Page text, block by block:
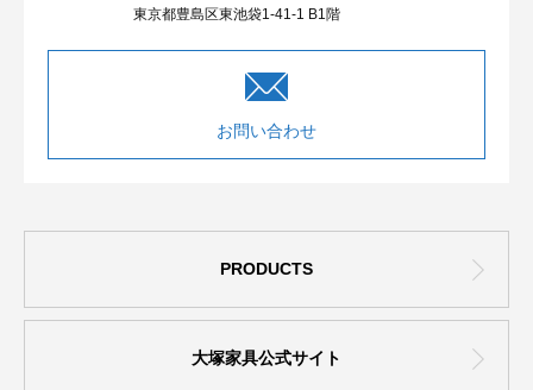
東京都豊島区東池袋1-41-1 B1階
お問い合わせ
PRODUCTS
大塚家具公式サイト